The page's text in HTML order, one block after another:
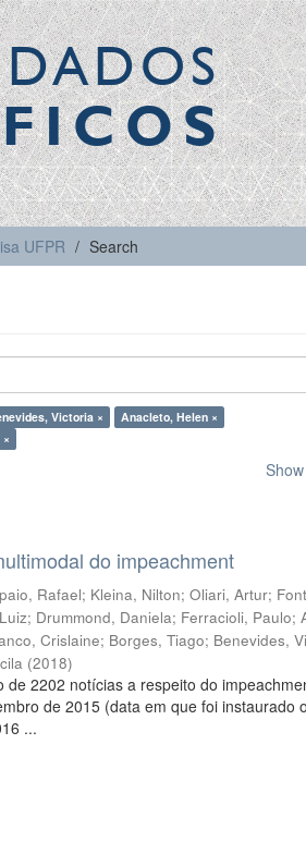
UFPR Search
Victoria ×
Anacleto, Helen ×
do impeachment
Rafael; Kleina, Nilton;Oliari, Artur;
; Drummond, Daniela; Ferracioli, Paulo;
Crislaine; Borges, Tiago; Benevides,
(2018)
2202 notícias a respeito do
de 2015 (data em que foi instaurado
...